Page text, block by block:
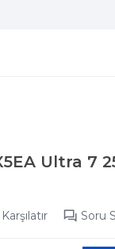
Ultra 7
Karşılatır Soru